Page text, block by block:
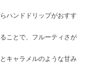
ハンドドリップがおすす
ことで、フルーティさが
キャラメルのような甘み